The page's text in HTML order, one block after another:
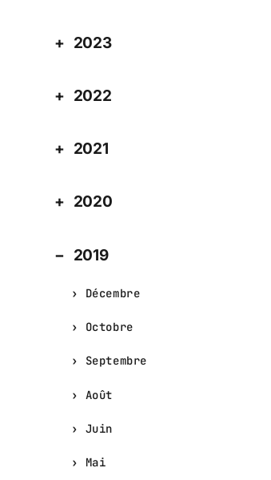
2023
2022
2021
2020
2019
Décembre
Octobre
Septembre
Août
Juin
Mai